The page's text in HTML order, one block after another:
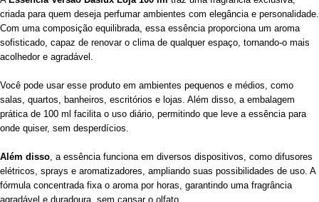
criada para quem deseja perfumar ambientes com elegância e personalidade.
Com uma composição equilibrada, essa essência proporciona um aroma
sofisticado, capaz de renovar o clima de qualquer espaço, tornando-o mais
acolhedor e agradável.
Você pode usar esse produto em ambientes pequenos e médios, como
salas, quartos, banheiros, escritórios e lojas. Além disso, a embalagem
prática de 100 ml facilita o uso diário, permitindo que leve a essência para
onde quiser, sem desperdícios.
Além disso, a essência funciona em diversos dispositivos, como difusores
elétricos, sprays e aromatizadores, ampliando suas possibilidades de uso. A
fórmula concentrada fixa o aroma por horas, garantindo uma fragrância
agradável e duradoura, sem cansar o olfato.